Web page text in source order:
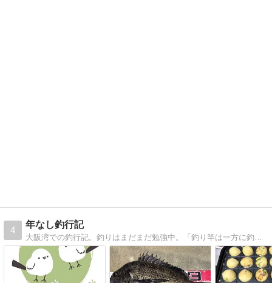
4
年なし釣行記
大阪湾での釣行記。釣りはまだまだ勉強中。「釣り竿は一方に釣り針を、もう一方の端に馬鹿者をつけた棒である。」